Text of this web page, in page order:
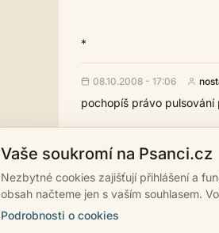
*
08.10.2008 - 17:06
pochopíš právo
‹
Vaše soukromí na Psanci.cz
Nezbytné cookies zajišťují přihlášení a
obsah načteme jen s vaším souhlasem.
Podrobnosti o cookies